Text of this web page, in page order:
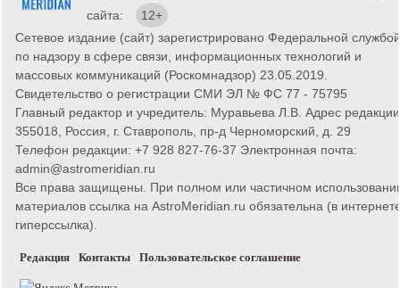
сайта:
12+
Сетевое издание (сайт) зарегистрировано Федеральной службой
по надзору в сфере связи, информационных технологий и
массовых коммуникаций (Роскомнадзор) 23.05.2019.
Свидетельство о регистрации СМИ ЭЛ № ФС 77 - 75795
Главный редактор и учредитель: Муравьева Л.В. Адрес
355018, Россия, г. Ставрополь, пр-д Черноморский, д. 29
Телефон редакции: +7 928 827-76-37 Электронная почта:
admin@astromeridian.ru
Все права защищены. При полном или частичном
материалов ссылка на AstroMeridian.ru обязательна (в
гиперссылка).
Редакция Контакты Пользовательское соглашение